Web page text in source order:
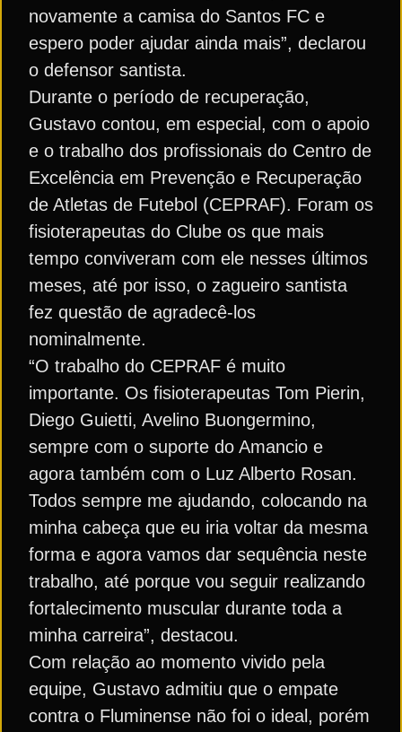
novamente a camisa do Santos FC e
espero poder ajudar ainda mais”, declarou
o defensor santista.
Durante o período de recuperação,
Gustavo contou, em especial, com o apoio
e o trabalho dos profissionais do Centro de
Excelência em Prevenção e Recuperação
de Atletas de Futebol (CEPRAF). Foram os
fisioterapeutas do Clube os que mais
tempo conviveram com ele nesses últimos
meses, até por isso, o zagueiro santista
fez questão de agradecê-los
nominalmente.
“O trabalho do CEPRAF é muito
importante. Os fisioterapeutas Tom Pierin,
Diego Guietti, Avelino Buongermino,
sempre com o suporte do Amancio e
agora também com o Luz Alberto Rosan.
Todos sempre me ajudando, colocando na
minha cabeça que eu iria voltar da mesma
forma e agora vamos dar sequência neste
trabalho, até porque vou seguir realizando
fortalecimento muscular durante toda a
minha carreira”, destacou.
Com relação ao momento vivido pela
equipe, Gustavo admitiu que o empate
contra o Fluminense não foi o ideal, porém